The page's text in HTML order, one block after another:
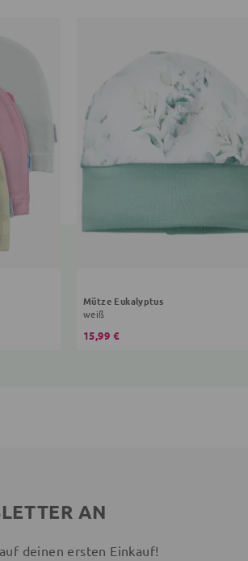
Mütze Eukalyptus
weiß
15,99 €
AN
deinen ersten Einkauf!